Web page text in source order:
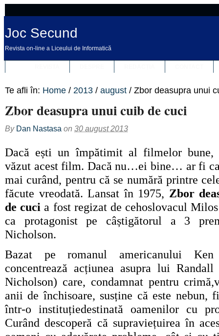
Joc Secund
Revista on-line a Liceului de Informatică
Te afli în: Home / 2013 / august / Zbor deasupra unui
Zbor deasupra unui cuib de cuci
By Dan Nastasa on 30 august 2013
Dacă ești un împătimit al filmelor bune,
văzut acest film. Dacă nu…ei bine… ar fi
mai curând, pentru că se numără printre
făcute vreodată. Lansat în 1975, Zbor
de cuci a fost regizat de cehoslovacul
ca protagonist pe câștigătorul a 3
Nicholson.
Bazat pe romanul americanului
concentrează acțiunea asupra lui Randall
Nicholson) care, condamnat pentru
anii de închisoare, susține că este nebun,
într-o instituțiedestinată oamenilor cu
Curând descoperă că supraviețuirea în